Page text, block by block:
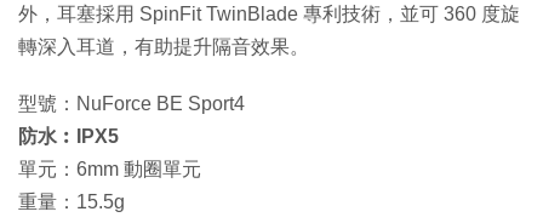
外，耳塞採用 SpinFit TwinBlade 專利技術，並可 360 度旋
轉深入耳道，有助提升隔音效果。
型號：NuForce BE Sport4
防水︰IPX5
單元：6mm 動圈單元
重量：15.5g